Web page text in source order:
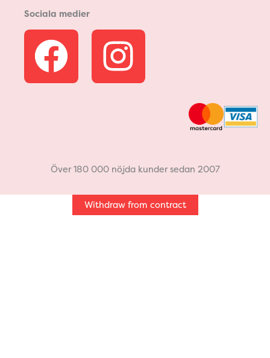
Sociala medier
F
a
b
o
I
n
a
g
Över 180 000 nöjda kunder sedan 2007
Withdraw from contract